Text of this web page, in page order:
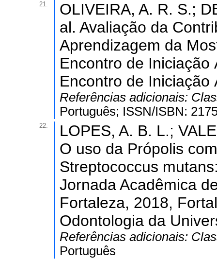
21.
OLIVEIRA, A. R. S.;
al. Avaliação da
Aprendizagem da
Encontro de Iniciação
Encontro de Iniciação
Referências adicionais:
Português; ISSN/ISBN:
22.
LOPES, A. B. L.;
O uso da Própolis
Streptococcus
Jornada Acadêmica
Fortaleza, 2018,
Odontologia da
Referências adicionais:
Português